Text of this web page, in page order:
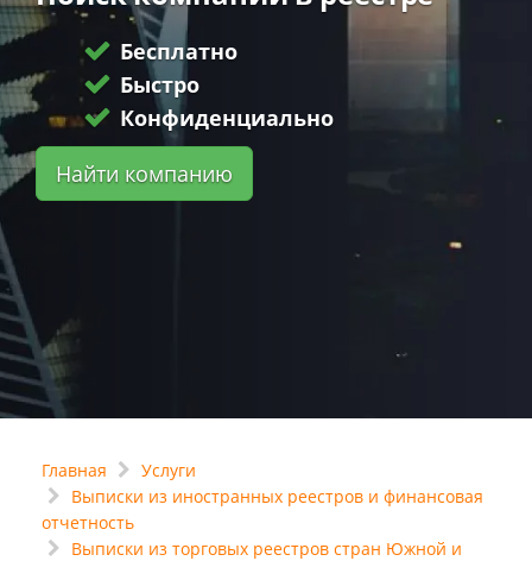
Бесплатно
Быстро
Конфиденциально
Найти компанию
Главная
Услуги
Выписки из иностранных реестров и финансовая
отчетность
Выписки из торговых реестров стран Южной и